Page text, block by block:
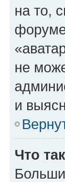
на то,
не
и
Что